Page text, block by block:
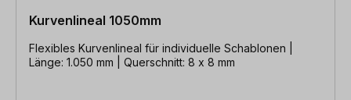
Kurvenlineal 1050mm
Flexibles Kurvenlineal für individuelle Schablonen |
Länge: 1.050 mm | Querschnitt: 8 x 8 mm